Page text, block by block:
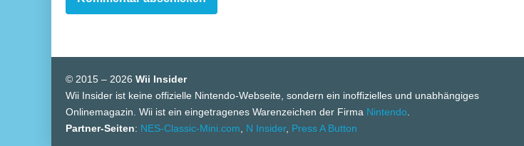
© 2015 – 2026 Wii Insider
Wii Insider ist keine offizielle Nintendo-Webseite, sondern ein inoffizielles und unabhängiges
Onlinemagazin. Wii ist ein eingetragenes Warenzeichen der Firma Nintendo
Partner-Seiten: NES-Classic-Mini.com N Insider, Press A Button